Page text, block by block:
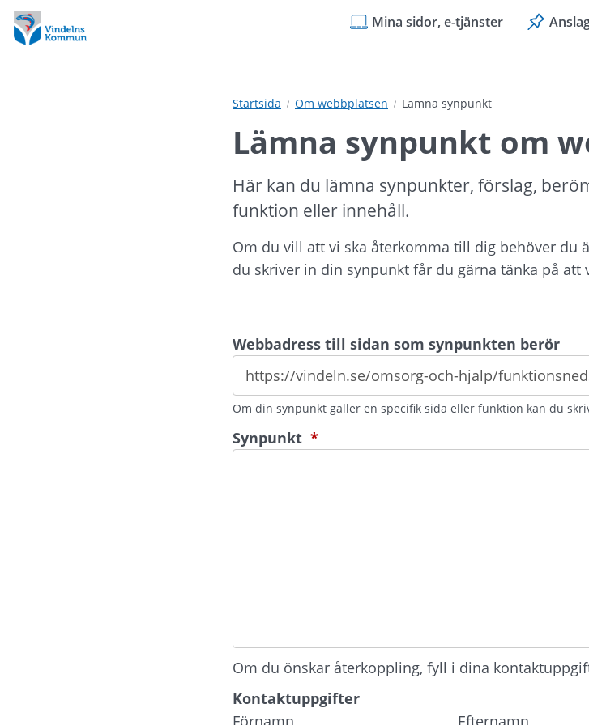
Hoppa
till
innehåll
Hoppa
till
undermeny
Mina sidor, e-tjänster
Startsida Om webbplatsen Lämna synpunkt
Lämna synpunkt om
Här kan du lämna synpunkter, förslag,
funktion eller innehåll.
Om du vill att vi ska återkomma till dig behöver du
du skriver in din synpunkt får du gärna tänka på
Webbadress till sidan som synpunkten berör
Om din synpunkt gäller en specifik sida eller funktion kan du
Synpunkt *(obligatorisk)
Om du önskar återkoppling, fyll i dina
Kontaktuppgifter
Kontaktuppgifter
Förnamn Efternamn